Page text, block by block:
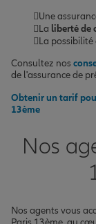
Une
La liberté de
La possibilité
Consultez nos
de l'assurance de
Obtenir un tarif
13ème
Nos
Nos agents vous